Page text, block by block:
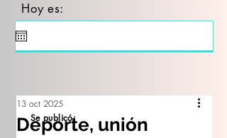
Hoy es:
Deporte, unión
13 oct 2025
Se publicó: